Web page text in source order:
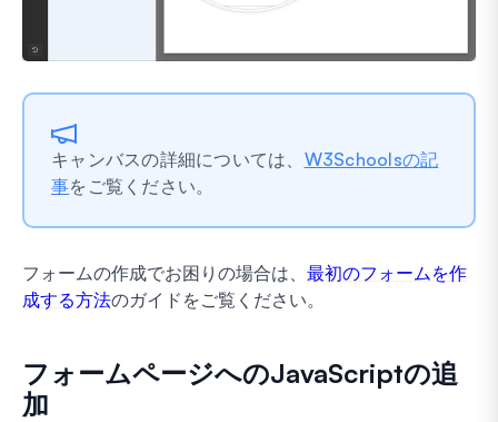
キャンバスの詳細については、 W3Schoolsの記
事をご覧ください。
フォームの作成でお困りの場合は、 最初のフォームを作
成する方法のガイドをご覧ください。
フォームページへのJavaScriptの追
加